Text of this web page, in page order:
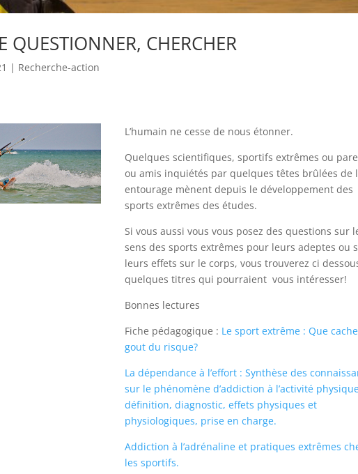
QUESTIONNER, CHERCHER
| Recherche-action
L’humain ne cesse de nous étonner.
Quelques scientifiques, sportifs extrêmes ou
ou amis inquiétés par quelques têtes brûlées de
entourage mènent depuis le développement des
sports extrêmes des études.
Si vous aussi vous vous posez des questions sur
sens des sports extrêmes pour leurs adeptes ou
leurs effets sur le corps, vous trouverez ci
quelques titres qui pourraient vous intéresser!
Bonnes lectures
Fiche pédagogique : Le sport extrême : Que
gout du risque?
La dépendance à l’effort : Synthèse des
sur le phénomène d’addiction à l’activité
définition, diagnostic, effets physiques et
physiologiques, prise en charge.
Addiction à l’adrénaline et pratiques extrêmes
les sportifs.